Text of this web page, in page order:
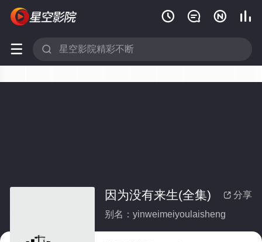
   
 
 分享
因为没有来生(全集)
别名：yinweimeiyoulaisheng